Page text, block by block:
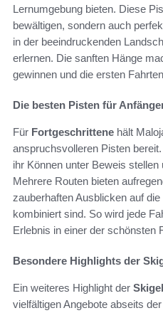
Lernumgebung bieten. Diese
bewältigen, sondern auch
in der beeindruckenden
erlernen. Die sanften Hänge
gewinnen und die ersten
Die besten Pisten für
Für Fortgeschrittene hält
anspruchsvolleren Pisten
ihr Können unter Beweis stellen
Mehrere Routen bieten
zauberhaften Ausblicken auf
kombiniert sind. So wird jede
Erlebnis in einer der schönsten
Besondere Highlights der
Ein weiteres Highlight der
vielfältigen Angebote abseits